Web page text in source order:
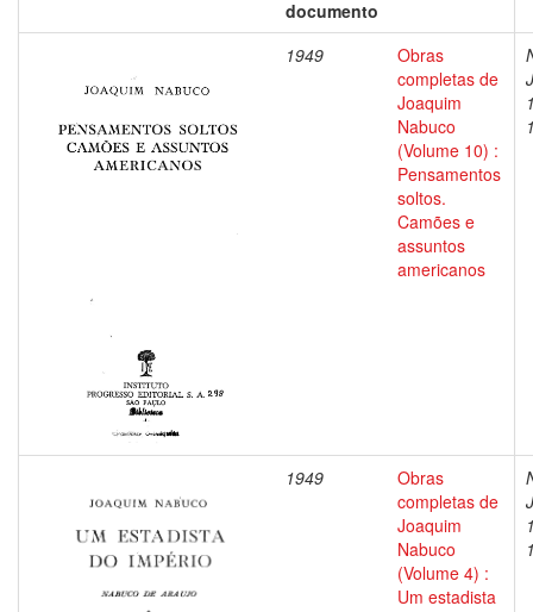
documento
1949
Obras
completas de
Joaquim
Nabuco
(Volume 10) :
Pensamentos
soltos.
Camões e
assuntos
americanos
1949
Obras
completas de
Joaquim
Nabuco
(Volume 4) :
Um estadista